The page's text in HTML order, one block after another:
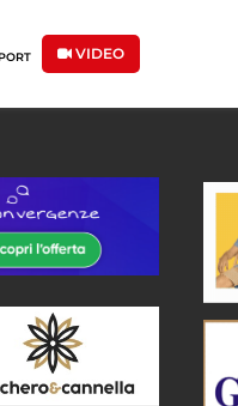
VIDEO